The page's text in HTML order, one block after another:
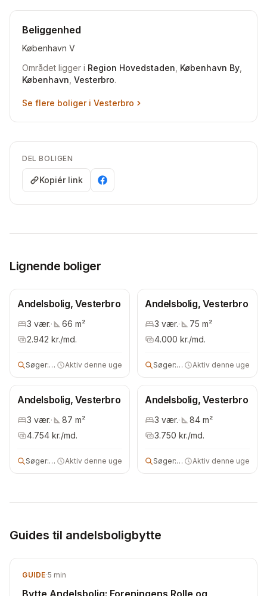
Beliggenhed
København V
Området ligger i Region Hovedstaden København By
København Vesterbro.
Se flere boliger i Vesterbro
DEL BOLIGEN
Kopiér link
Lignende boliger
Andelsbolig, Vesterbro
3 vær.· 66 m²
2.942 kr./md.
Søger:andelsbolig
Aktiv denne uge
Andelsbolig, Vesterbro
3 vær.· 75 m²
4.000 kr./md.
Søger:andelsbolig
Aktiv denne uge
Andelsbolig, Vesterbro
3 vær.· 87 m²
4.754 kr./md.
Søger:2 vær andelsbolig
Aktiv denne uge
Andelsbolig, Vesterbro
3 vær.· 84 m²
3.750 kr./md.
Søger:2 vær andelsbolig
Aktiv denne uge
Guides til andelsboligbytte
GUIDE·5 min
Bytte Andelsbolig: Foreningens Rolle og